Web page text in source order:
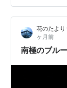
して行きまし
(￣ー￣)ﾆﾔﾘ
式だって、は
ンといった感
花のたよ
ヶ月前
南極のブル